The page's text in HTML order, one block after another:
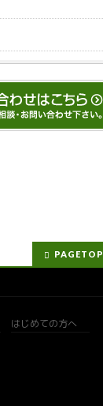
PAGETOP
はじめての方へ